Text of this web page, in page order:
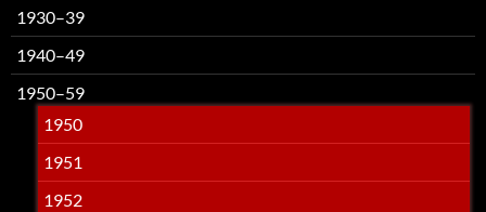
1930–39
1940–49
1950–59
1950
1951
1952